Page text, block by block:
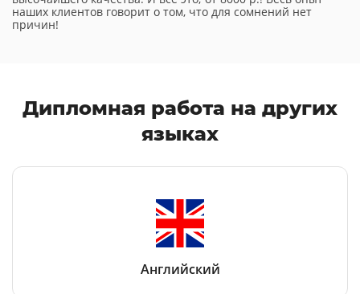
наших клиентов говорит о том, что для сомнений нет
причин!
Дипломная работа на других
языках
Английский